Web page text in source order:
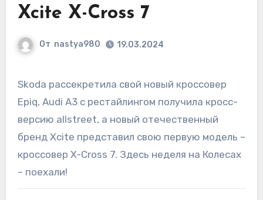
Xcite X-Cross 7
От nastya980 19.03.2024
Skoda рассекретила свой новый кроссовер
Epiq, Audi A3 с рестайлингом получила кросс-
версию allstreet, а новый отечественный
бренд Xcite представил свою первую модель –
кроссовер X-Cross 7. Здесь неделя на Колесах
– поехали!